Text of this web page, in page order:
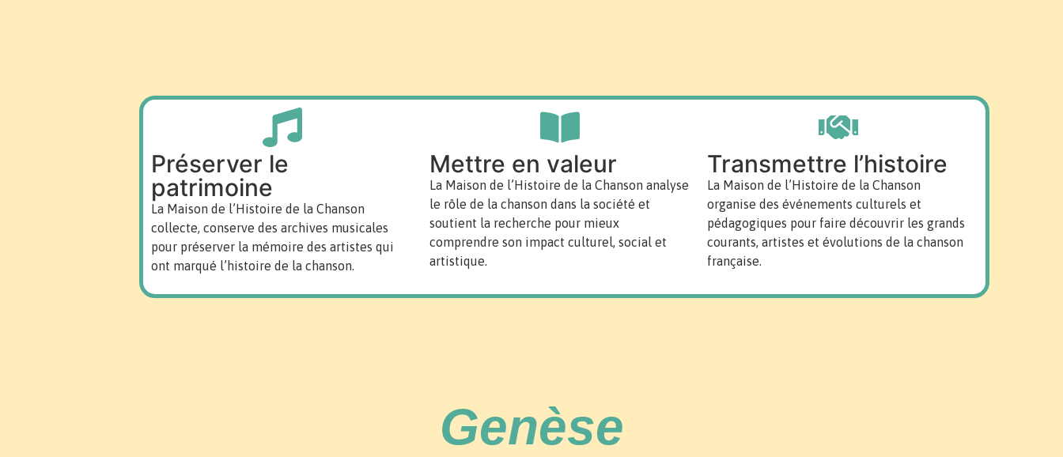
Préserver le
patrimoine
La Maison de l’Histoire de la Chanson
collecte, conserve des archives musicales
pour préserver la mémoire des artistes qui
ont marqué l’histoire de la chanson.
Mettre en valeur
La Maison de l’Histoire de la Chanson analyse
le rôle de la chanson dans la société et
soutient la recherche pour mieux
comprendre son impact culturel, social et
artistique.
Transmettre l’histoire
La Maison de l’Histoire de la Chanson
organise des événements culturels et
pédagogiques pour faire découvrir les grands
courants, artistes et évolutions de la chanson
française.
Genèse